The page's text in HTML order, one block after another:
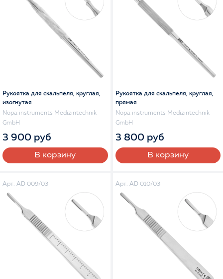
Рукоятка для скальпеля, круглая,
изогнутая
Nopa instruments Medizintechnik
GmbH
3 900 руб
В корзину
Рукоятка для скальпеля, круглая,
прямая
Nopa instruments Medizintechnik
GmbH
3 800 руб
В корзину
Арт. AD 009/03 Арт. AD 010/03